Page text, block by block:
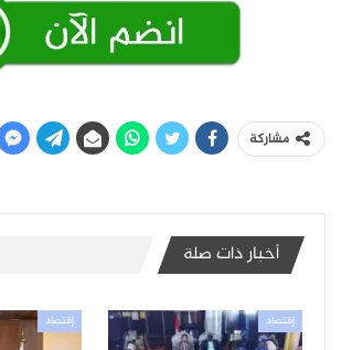
مشاركة
أخبار ذات صلة
إقتصاد إقتصاد